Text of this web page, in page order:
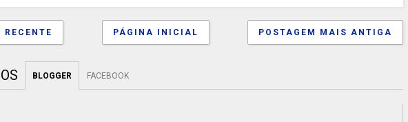
POSTAGEM MAIS ANTIGA
PÁGINA INICIAL
BLOGGER FACEBOOK